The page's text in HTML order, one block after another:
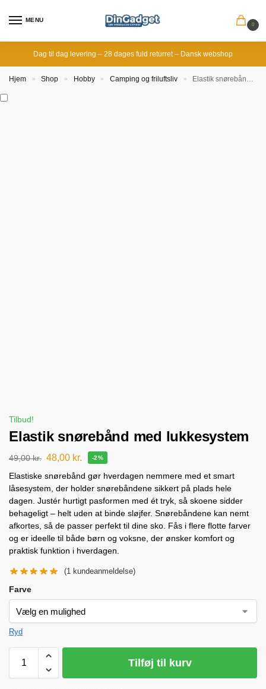
MENU
0
Dag til dag levering – 28 dages fuld returret – Dansk webshop
Hjem » Shop » Hobby » Camping og friluftsliv » Elastik snørebånd med lukkesystem
Tilbud!
Elastik snørebånd med lukkesystem
49,00kr. 48,00 kr. -2%
Elastiske snørebånd gør hverdagen nemmere med et smart
låsesystem, der holder snørebåndene sikkert på plads hele
dagen. Justér hurtigt pasformen med ét tryk, så skoene sidder
behageligt – helt uden at binde sløjfer. Snørebåndene kan nemt
afkortes, så de passer perfekt til dine sko. Fås i flere flotte farver
og er ideelle til både børn og voksne, der ønsker komfort og
praktisk funktion i hverdagen.
(1 kundeanmeldelse)
Farve
Ryd
Tilføj til kurv